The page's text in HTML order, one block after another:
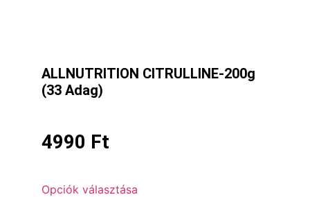
ALLNUTRITION CITRULLINE-200g
(33 Adag)
4990 Ft
Opciók választása